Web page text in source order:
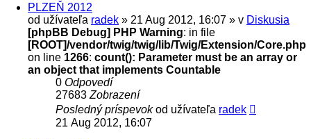
PLZEŇ 2012
od užívateľa radek » 21 Aug 2012, 16:07 » v Diskusia
[phpBB Debug] PHP Warning: in file
[ROOT]/vendor/twig/twig/lib/Twig/Extension/Core.php
on line 1266: count(): Parameter must be an array or
an object that implements Countable
0 Odpovedí
27683 Zobrazení
Posledný príspevokod užívateľa radek
21 Aug 2012, 16:07